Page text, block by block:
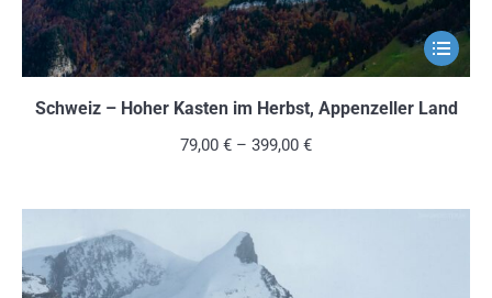
werden
Dieses
Produkt
weist
Schweiz – Hoher Kasten im Herbst, Appenzeller Land
79,00 € – 399,00 €